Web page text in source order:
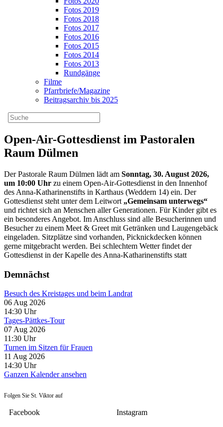
Fotos 2019
Fotos 2018
Fotos 2017
Fotos 2016
Fotos 2015
Fotos 2014
Fotos 2013
Rundgänge
Filme
Pfarrbriefe/Magazine
Beitragsarchiv bis 2025
Open-Air-Gottesdienst im Pastoralen
Raum Dülmen
Der Pastorale Raum Dülmen lädt am Sonntag, 30. August 2026,
um 10:00 Uhr zu einem Open-Air-Gottesdienst in den Innenhof
des Anna-Katharinenstifts in Karthaus (Weddern 14) ein. Der
Gottesdienst steht unter dem Leitwort „Gemeinsam unterwegs“
und richtet sich an Menschen aller Generationen. Für Kinder gibt es
ein besonderes Angebot. Im Anschluss sind alle Besucherinnen und
Besucher zu einem Meet & Greet mit Getränken und Laugengebäck
eingeladen. Sitzplätze sind vorhanden, Picknickdecken können
gerne mitgebracht werden. Bei schlechtem Wetter findet der
Gottesdienst in der Kapelle des Anna-Katharinenstifts statt
Demnächst
Besuch des Kreistages und beim Landrat
06 Aug 2026
14:30 Uhr
Tages-Pättkes-Tour
07 Aug 2026
11:30 Uhr
Turnen im Sitzen für Frauen
11 Aug 2026
14:30 Uhr
Ganzen Kalender ansehen
Folgen Sie St. Viktor auf
Facebook Instagram